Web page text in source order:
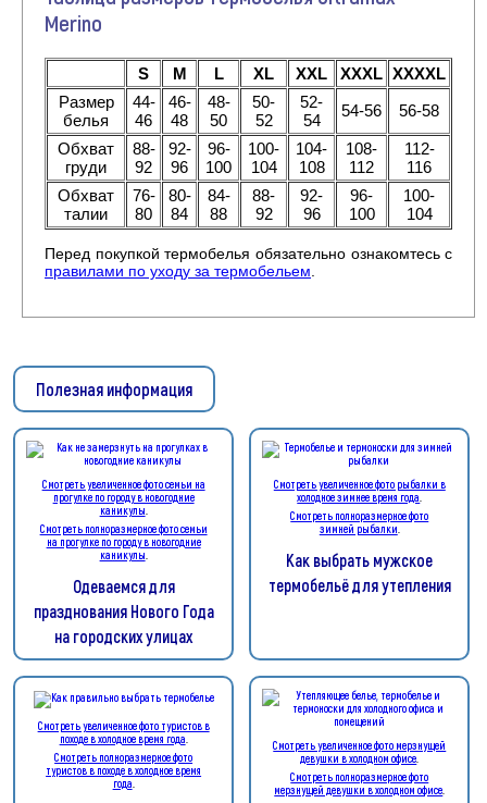
Merino
S M L XL XXL XXXL XXXXL
Размер
белья
44-
46
46-
48
48-
50
50-
52
52-
54
54-56 56-58
Обхват
груди
88-
92
92-
96
96-
100
100-
104
104-
108
108-
112
112-
116
Обхват
талии
76-
80
80-
84
84-
88
88-
92
92-
96
96-
100
100-
104
Перед покупкой термобелья обязательно ознакомтесь с
правилами по уходу за термобельем.
Полезная информация
Смотреть увеличенное фото семьи на
прогулке по городу в новогодние
каникулы
Смотреть полноразмерное фото семьи
на прогулке по городу в новогодние
каникулы
Одеваемся для
празднования Нового Года
на городских улицах
Смотреть увеличенное фото рыбалки в
холодное зимнее время года
Смотреть полноразмерное фото
зимней рыбалки
Как выбрать мужское
термобельё для утепления
Смотреть увеличенное фото туристов в
походе в холодное время года
Смотреть полноразмерное фото
туристов в походе в холодное время
года
Смотреть увеличенное фото мерзнущей
девушки в холодном офисе
Смотреть полноразмерное фото
мерзнущей девушки в холодном офисе